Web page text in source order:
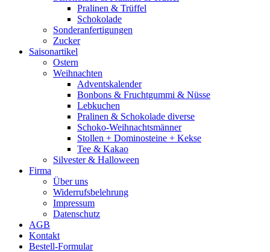
Pralinen & Trüffel
Schokolade
Sonderanfertigungen
Zucker
Saisonartikel
Ostern
Weihnachten
Adventskalender
Bonbons & Fruchtgummi & Nüsse
Lebkuchen
Pralinen & Schokolade diverse
Schoko-Weihnachtsmänner
Stollen + Dominosteine + Kekse
Tee & Kakao
Silvester & Halloween
Firma
Über uns
Widerrufsbelehrung
Impressum
Datenschutz
AGB
Kontakt
Bestell-Formular